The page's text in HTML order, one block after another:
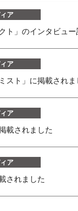
ア
ト」のインタビュ
ア
スト」に掲載されま
ア
載されました
ア
されました